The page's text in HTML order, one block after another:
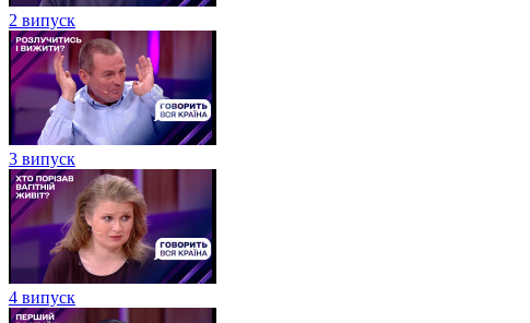
2 випуск
3 випуск
4 випуск